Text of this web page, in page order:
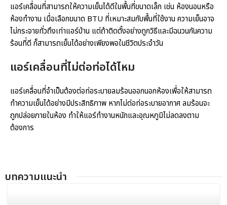
แอร์เคลื่อนที่สามารถให้ความเย็นได้ดีในพื้นที่ขนาดเล็ก เช่น ห้องนอนหรือ
ห้องทำงาน เมื่อเลือกขนาด BTU ที่เหมาะสมกับพื้นที่ใช้งาน ความเย็นอาจ
ไม่กระจายทั่วถึงเท่าแอร์บ้าน แต่ถ้าติดตั้งอย่างถูกวิธีและมีฉนวนกันความ
ร้อนที่ดี ก็สามารถเย็นได้อย่างเพียงพอในชีวิตประจำวัน
แอร์เคลื่อนที่ไม่ต่อท่อได้ไหม
แอร์เคลื่อนที่จำเป็นต้องต่อท่อระบายลมร้อนออกนอกห้องเพื่อให้สามารถ
ทำความเย็นได้อย่างมีประสิทธิภาพ หากไม่ต่อท่อระบายอากาศ ลมร้อนจะ
ถูกปล่อยภายในห้อง ทำให้แอร์ทำงานหนักและอุณหภูมิไม่ลดลงตาม
ต้องการ
บทความแนะนํา